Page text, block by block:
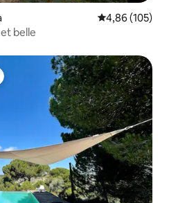
Évaluation
4,86 (105)
belle